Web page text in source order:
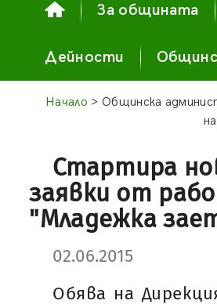
За общината
Дейности
Начало > Общинска
Стартира
заявки от
"Младежка
02.06.2015
Обява на